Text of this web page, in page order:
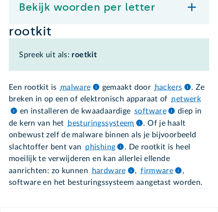
Bekijk woorden per letter
rootkit
Spreek uit als: roetkit
Een rootkit is malware gemaakt door hackers
. Ze
breken in op een of elektronisch apparaat of netwerk
en installeren de kwaadaardige software
diep in
de kern van het
besturingssysteem
. Of je haalt
onbewust zelf de malware binnen als je bijvoorbeeld
slachtoffer bent van
phishing
. De rootkit is heel
moeilijk te verwijderen en kan allerlei ellende
aanrichten: zo kunnen
hardware , firmware
,
software en het besturingssysteem aangetast worden.